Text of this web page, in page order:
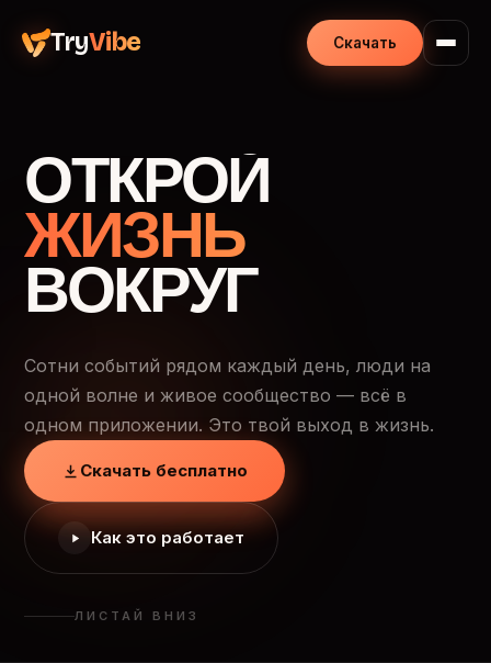
TryVibe Скачать
ОТКРОЙ
ЖИЗНЬ
ВОКРУГ
Сотни событий рядом каждый день, люди на
одной волне и живое сообщество — всё в
одном приложении. Это твой выход в жизнь.
Скачать бесплатно
Как это работает
ЛИСТАЙ ВНИЗ